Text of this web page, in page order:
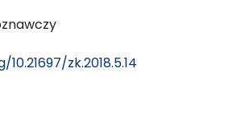
zk.2018.5.14